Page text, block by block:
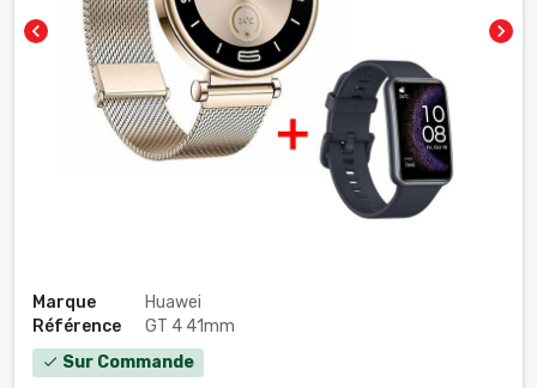
chevron_left chevron_right
Marque
Huawei
Référence
GT 4 41mm
check Sur Commande